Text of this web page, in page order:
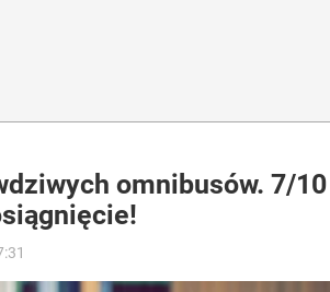
omnibusów. 7/10